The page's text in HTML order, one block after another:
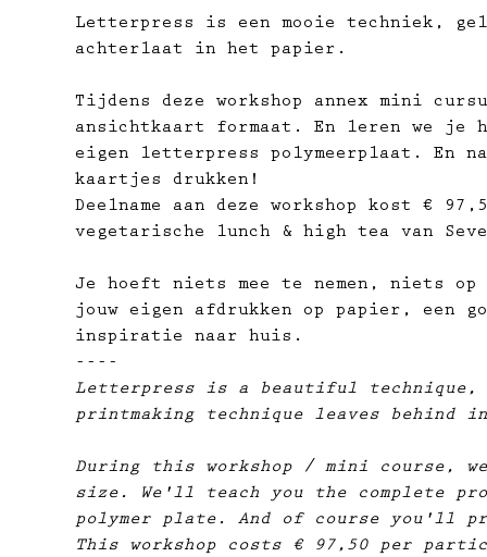
Letterpress is een mooie techniek,
achterlaat in het papier.
Tijdens deze workshop annex mini
ansichtkaart formaat. En leren we je
eigen letterpress polymeerplaat.
kaartjes drukken!
Deelname aan deze workshop kost €
vegetarische lunch & high tea van
Je hoeft niets mee te nemen, niets
jouw eigen afdrukken op papier, ​een
inspiratie naar huis.
----
Letterpress is a beautiful
printmaking technique leaves behind
During this workshop / mini course,
size. We'll teach you the complete
polymer plate. And of course you'll
This workshop costs € 97,50 per